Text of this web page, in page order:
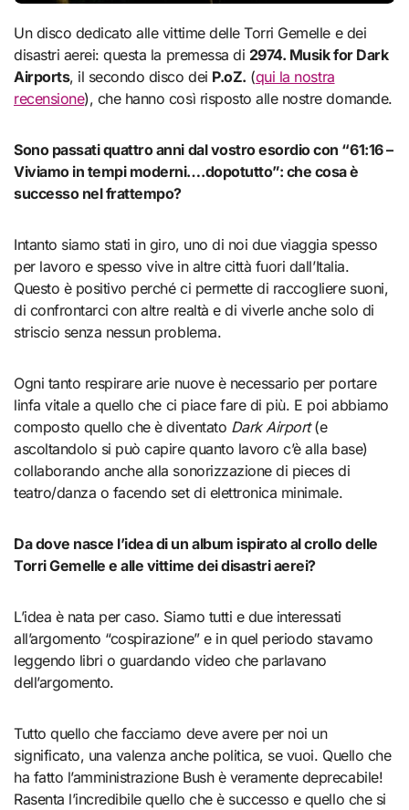
Un disco dedicato alle vittime delle Torri Gemelle e dei
disastri aerei: questa la premessa di 2974. Musik for Dark
Airports, il secondo disco dei P.oZ. (qui la nostra
recensione), che hanno così risposto alle nostre domande.
Sono passati quattro anni dal vostro esordio con “61:16 –
Viviamo in tempi moderni….dopotutto”: che cosa è
successo nel frattempo?
Intanto siamo stati in giro, uno di noi due viaggia spesso
per lavoro e spesso vive in altre città fuori dall’Italia.
Questo è positivo perché ci permette di raccogliere suoni,
di confrontarci con altre realtà e di viverle anche solo di
striscio senza nessun problema.
Ogni tanto respirare arie nuove è necessario per portare
linfa vitale a quello che ci piace fare di più. E poi abbiamo
composto quello che è diventato Dark Airport(e
ascoltandolo si può capire quanto lavoro c’è alla base)
collaborando anche alla sonorizzazione di pieces di
teatro/danza o facendo set di elettronica minimale.
Da dove nasce l’idea di un album ispirato al crollo delle
Torri Gemelle e alle vittime dei disastri aerei?
L’idea è nata per caso. Siamo tutti e due interessati
all’argomento “cospirazione” e in quel periodo stavamo
leggendo libri o guardando video che parlavano
dell’argomento.
Tutto quello che facciamo deve avere per noi un
significato, una valenza anche politica, se vuoi. Quello che
ha fatto l’amministrazione Bush è veramente deprecabile!
Rasenta l’incredibile quello che è successo e quello che si